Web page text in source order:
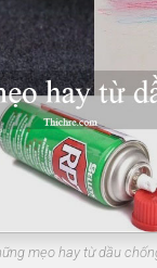
mẹo hay từ dầu